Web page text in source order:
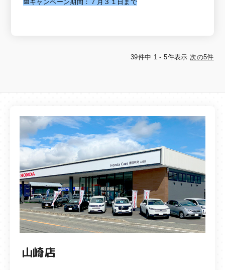
📅キャンペーン期間：７月３１日まで
39件中 1 - 5件表示次の5件
山崎店